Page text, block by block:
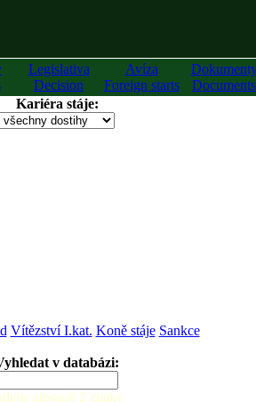
Legislativa
Decision
Avíza
Foreign starts
Documents
Kariéra stáje:
Vítězství I.kat. Koně stáje Sankce
v databázi:
alespoň 2 znaky